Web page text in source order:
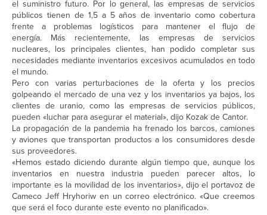
el suministro futuro. Por lo general, las empresas de servicios
públicos tienen de 1,5 a 5 años de inventario como cobertura
frente a problemas logísticos para mantener el flujo de
energía. Más recientemente, las empresas de servicios
nucleares, los principales clientes, han podido completar sus
necesidades mediante inventarios excesivos acumulados en todo
el mundo.
Pero con varias perturbaciones de la oferta y los precios
golpeando el mercado de una vez y los inventarios ya bajos, los
clientes de uranio, como las empresas de servicios públicos,
pueden «luchar para asegurar el material», dijo Kozak de Cantor.
La propagación de la pandemia ha frenado los barcos, camiones
y aviones que transportan productos a los consumidores desde
sus proveedores.
«Hemos estado diciendo durante algún tiempo que, aunque los
inventarios en nuestra industria pueden parecer altos, lo
importante es la movilidad de los inventarios», dijo el portavoz de
Cameco Jeff Hryhoriw en un correo electrónico. «Que creemos
que será el foco durante este evento no planificado».